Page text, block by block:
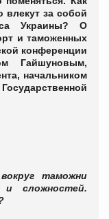
влекут за собой
Украины? О
и таможенных
конференции
Гайшуновым,
начальником
таможни
и сложностей.